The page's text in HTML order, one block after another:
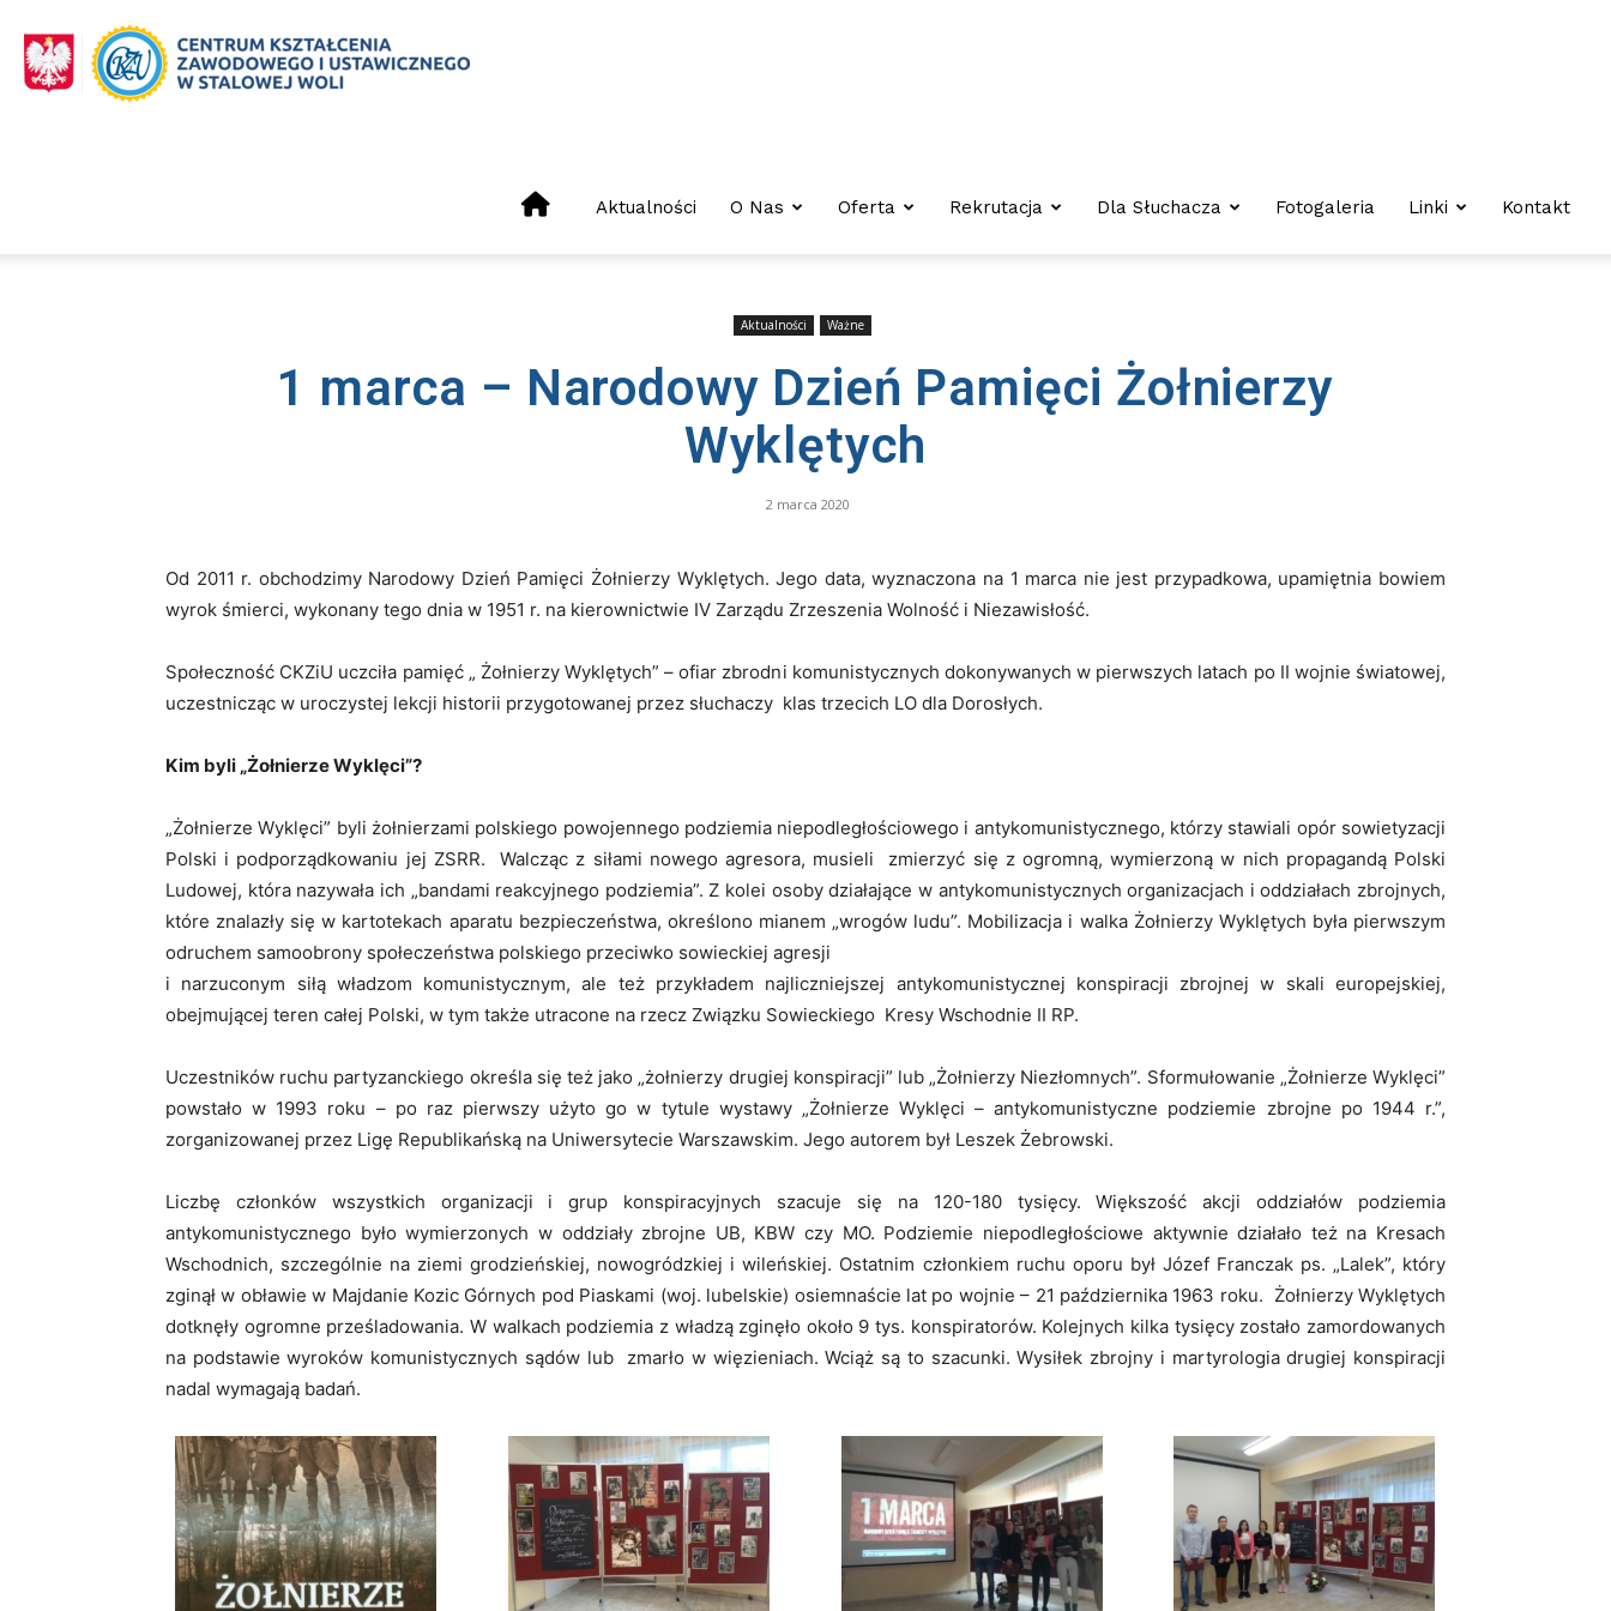
CKZiU
Stalowa
Centrum
Zawodowego
Ustawicznego
Aktualności O Nas Oferta Rekrutacja Dla Słuchacza Fotogaleria Linki Kontakt
Aktualności Ważne
1 marca – Narodowy Dzień Pamięci Żołnierzy
Wyklętych
2 marca 2020
Od 2011 r. obchodzimy Narodowy Dzień Pamięci Żołnierzy Wyklętych. Jego data, wyznaczona na 1 marca nie jest przypadkowa, upamiętnia bowiem
wyrok śmierci, wykonany tego dnia w 1951 r. na kierownictwie IV Zarządu Zrzeszenia Wolność i Niezawisłość.
Społeczność CKZiU uczciła pamięć „ Żołnierzy Wyklętych” – ofiar zbrodni komunistycznych dokonywanych w pierwszych latach po II wojnie światowej,
uczestnicząc w uroczystej lekcji historii przygotowanej przez słuchaczy klas trzecich LO dla Dorosłych.
Kim byli „Żołnierze Wyklęci”?
„Żołnierze Wyklęci” byli żołnierzami polskiego powojennego podziemia niepodległościowego i antykomunistycznego, którzy stawiali opór sowietyzacji
Polski i podporządkowaniu jej ZSRR. Walcząc z siłami nowego agresora, musieli zmierzyć się z ogromną, wymierzoną w nich propagandą Polski
Ludowej, która nazywała ich „bandami reakcyjnego podziemia”. Z kolei osoby działające w antykomunistycznych organizacjach i oddziałach zbrojnych,
które znalazły się w kartotekach aparatu bezpieczeństwa, określono mianem „wrogów ludu”. Mobilizacja i walka Żołnierzy Wyklętych była pierwszym
odruchem samoobrony społeczeństwa polskiego przeciwko sowieckiej agresji
i narzuconym siłą władzom komunistycznym, ale też przykładem najliczniejszej antykomunistycznej konspiracji zbrojnej w skali europejskiej,
obejmującej teren całej Polski, w tym także utracone na rzecz Związku Sowieckiego Kresy Wschodnie II RP.
Uczestników ruchu partyzanckiego określa się też jako „żołnierzy drugiej konspiracji” lub „Żołnierzy Niezłomnych”. Sformułowanie „Żołnierze Wyklęci”
powstało w 1993 roku – po raz pierwszy użyto go w tytule wystawy „Żołnierze Wyklęci – antykomunistyczne podziemie zbrojne po 1944 r.”,
zorganizowanej przez Ligę Republikańską na Uniwersytecie Warszawskim. Jego autorem był Leszek Żebrowski.
Liczbę członków wszystkich organizacji i grup konspiracyjnych szacuje się na 120-180 tysięcy. Większość akcji oddziałów podziemia
antykomunistycznego było wymierzonych w oddziały zbrojne UB, KBW czy MO. Podziemie niepodległościowe aktywnie działało też na Kresach
Wschodnich, szczególnie na ziemi grodzieńskiej, nowogródzkiej i wileńskiej. Ostatnim członkiem ruchu oporu był Józef Franczak ps. „Lalek”, który
zginął w obławie w Majdanie Kozic Górnych pod Piaskami (woj. lubelskie) osiemnaście lat po wojnie – 21 października 1963 roku. Żołnierzy Wyklętych
dotknęły ogromne prześladowania. W walkach podziemia z władzą zginęło około 9 tys. konspiratorów. Kolejnych kilka tysięcy zostało zamordowanych
na podstawie wyroków komunistycznych sądów lub zmarło w więzieniach. Wciąż są to szacunki. Wysiłek zbrojny i martyrologia drugiej konspiracji
nadal wymagają badań.